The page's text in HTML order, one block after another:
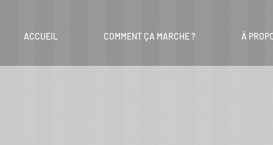
ACCUEIL COMMENT ÇA MARCHE ? À